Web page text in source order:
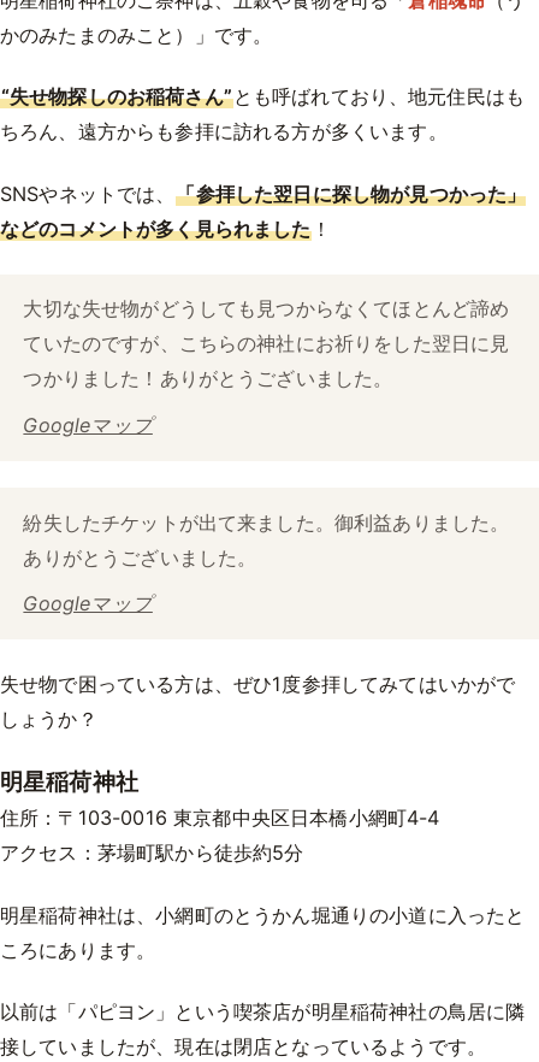
かのみたまのみこと）」です。
“失せ物探しのお稲荷さん”とも呼ばれており、地元住民はも
ちろん、遠方からも参拝に訪れる方が多くいます。
SNSやネットでは、 「参拝した翌日に探し物が見つかった」
などのコメントが多く見られました ！
大切な失せ物がどうしても見つからなくてほとんど諦め
ていたのですが、こちらの神社にお祈りをした翌日に見
つかりました！ありがとうございました。
Googleマップ
紛失したチケットが出て来ました。御利益ありました。
ありがとうございました。
Googleマップ
失せ物で困っている方は、ぜひ1度参拝してみてはいかがで
しょうか？
明星稲荷神社
住所：〒103-0016 東京都中央区日本橋小網町4-4
アクセス：茅場町駅から徒歩約5分
明星稲荷神社は、小網町のとうかん堀通りの小道に入ったと
ころにあります。
以前は「パピヨン」という喫茶店が明星稲荷神社の鳥居に隣
接していましたが、現在は閉店となっているようです。